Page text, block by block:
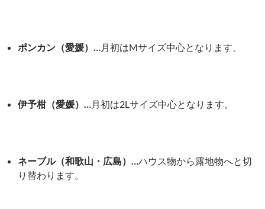
ポンカン（愛媛）…月初はMサイズ中心となります。
伊予柑（愛媛）…月初は2Lサイズ中心となります。
ネーブル（和歌山・広島）…ハウス物から露地物へと切
り替わります。